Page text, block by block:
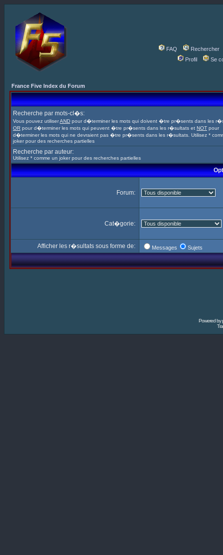
FAQ
Rechercher
Profil
Se
France Five Index du Forum
Recherche par mots-cl�s:
Vous pouvez utiliserAND pour d�terminer les mots qui doivent �tre pr�sents dans les
OR pour d�terminer les mots qui peuvent �tre pr�sents dans les r�sultats et NOT pour
d�terminer les mots qui ne devraient pas �tre pr�sents dans les r�sultats. Utilisez *
joker pour des recherches partielles
Recherche par auteur:
Utilisez * comme un joker pour des recherches partielles
Forum:
Cat�gorie:
Afficher les r�sultats sous forme de: Messages Sujets
Powered by